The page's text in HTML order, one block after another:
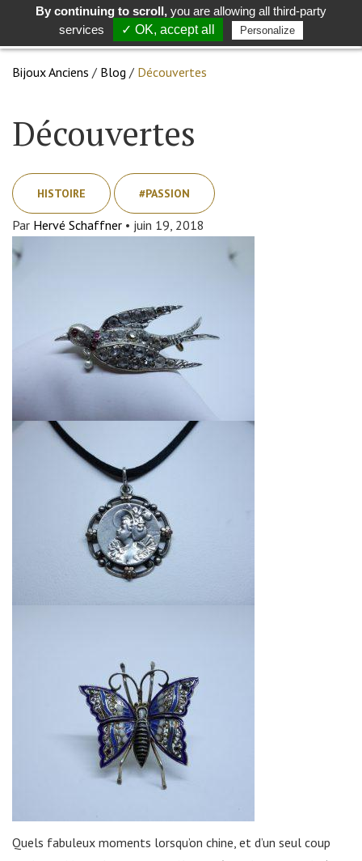
Toggle
search
Bijoux Anciens / Blog / Découvertes
Découvertes
HISTOIRE #PASSION
Par Hervé Schaffner • juin 19, 2018
Quels fabuleux moments lorsqu’on chine, et d’un seul coup
By continuing to scroll,you are allowing all third-party
services
✓ OK, accept all Personalize